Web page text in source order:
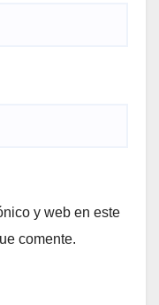
y web en este
comente.